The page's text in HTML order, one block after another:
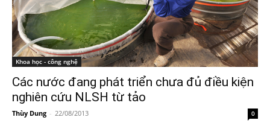
Khoa học - công nghệ
Các nước đang phát triển chưa đủ điều kiện
nghiên cứu NLSH từ tảo
Thùy Dung - 22/08/2013 0